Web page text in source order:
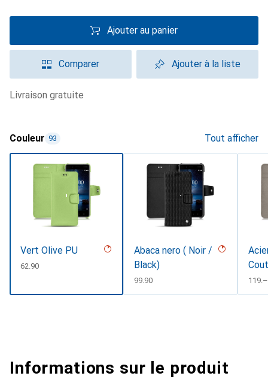
Ajouter au panier
Comparer Ajouter à la liste
livraison gratuite
Couleur 93 Tout afficher
Vert Olive PU
CHF
62.90
Abaca nero ( Noir /
Black)
CHF
99.90 CHF
119.–
Informations sur le produit